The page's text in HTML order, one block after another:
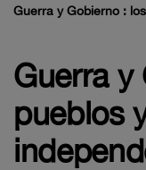
Guerra y Gobierno :
Guerra y
pueblos